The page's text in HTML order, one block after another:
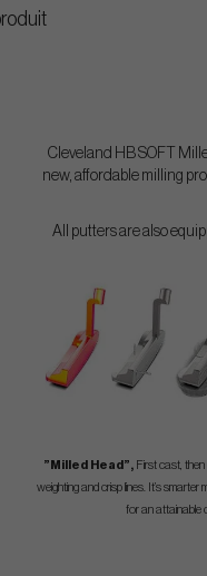
Cleveland HB SOFT
new, affordable milling
All putters are also
”Milled Head”, First cast,
weighting and crisp lines. It’s smarter
for an attainable